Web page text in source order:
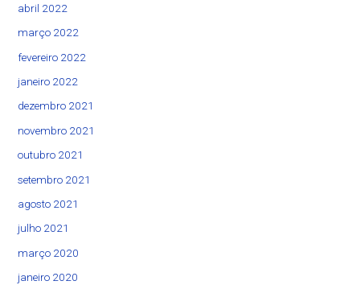
abril 2022
março 2022
fevereiro 2022
janeiro 2022
dezembro 2021
novembro 2021
outubro 2021
setembro 2021
agosto 2021
julho 2021
março 2020
janeiro 2020